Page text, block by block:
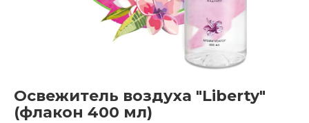
Освежитель воздуха "Liberty"
(флакон 400 мл)